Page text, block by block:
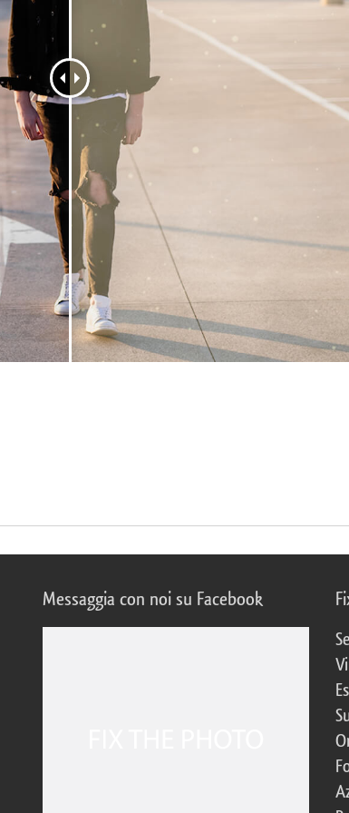
del prodotto Servizi di ritocco gioielli Dati di
Messaggia con noi su Facebook